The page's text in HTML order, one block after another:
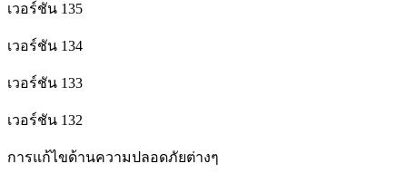
เวอร์ชัน 135
เวอร์ชัน 134
เวอร์ชัน 133
เวอร์ชัน 132
การแก้ไขด้านความปลอดภัยต่างๆ